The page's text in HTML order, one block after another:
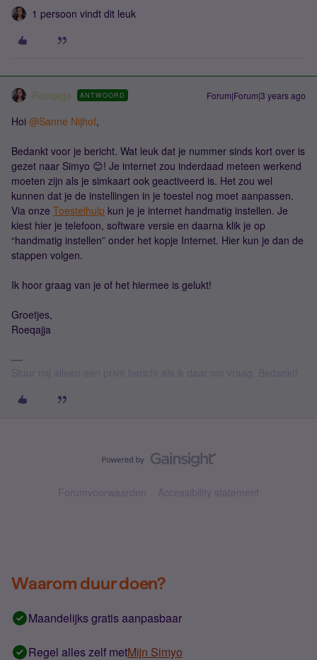
1 persoon vindt dit leuk
Roeqajja ANTWOORD Forum|Forum|3 years ago
Hoi @Sanne Nijhof,
Bedankt voor je bericht. Wat leuk dat je nummer sinds kort over is
gezet naar Simyo 😊! Je internet zou inderdaad meteen werkend
moeten zijn als je simkaart ook geactiveerd is. Het zou wel
kunnen dat je de instellingen in je toestel nog moet aanpassen.
Via onze Toestelhulp kun je je internet handmatig instellen. Je
kiest hier je telefoon, software versie en daarna klik je op
“handmatig instellen” onder het kopje Internet. Hier kun je dan de
stappen volgen.
Ik hoor graag van je of het hiermee is gelukt!
Groetjes,
Roeqajja
Forumvoorwaarden Accessibility statement
Waarom duur doen?
Maandelijks gratis aanpasbaar
Regel alles zelf metMijn Simyo